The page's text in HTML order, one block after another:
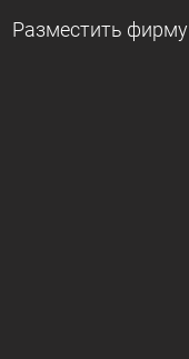
Разместить фирму